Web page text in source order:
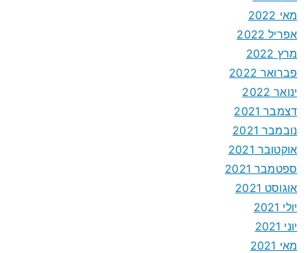
מאי 2022
אפריל 2022
מרץ 2022
פברואר 2022
ינואר 2022
דצמבר 2021
נובמבר 2021
אוקטובר 2021
ספטמבר 2021
אוגוסט 2021
יולי 2021
יוני 2021
מאי 2021